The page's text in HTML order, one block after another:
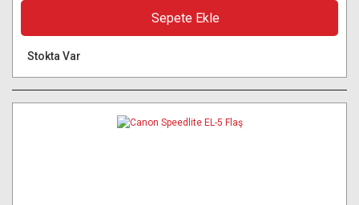
Sepete Ekle
Stokta Var